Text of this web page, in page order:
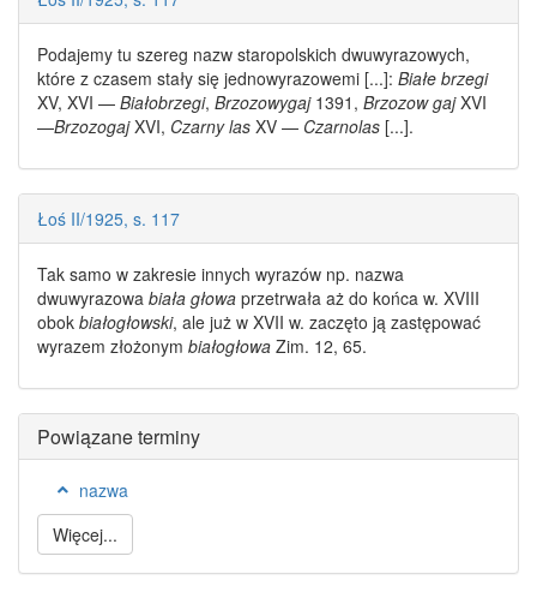
Podajemy tu szereg nazw staropolskich dwuwyrazowych,
które z czasem stały się jednowyrazowemi [...]: Białe brzegi
XV, XVI — Białobrzegi, Brzozowygaj1391, Brzozow gajXVI
—BrzozogajXVI, Czarny las XV — Czarnolas [...].
Łoś II/1925, s. 117
Tak samo w zakresie innych wyrazów np. nazwa
dwuwyrazowa biała głowa przetrwała aż do końca w. XVIII
obok białogłowski, ale już w XVII w. zaczęto ją zastępować
wyrazem złożonym białogłowa Zim. 12, 65.
Powiązane terminy
nazwa
Więcej...